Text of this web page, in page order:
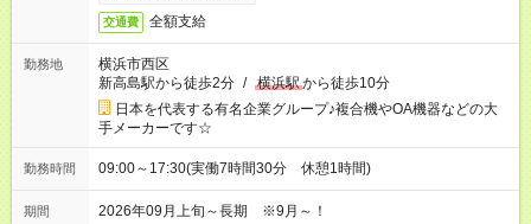
交通費 全額支給
勤務地
横浜市西区
新高島駅から徒歩2分 / 横浜駅から徒歩10分
日本を代表する有名企業グループ♪複合機やOA機器などの大
手メーカーです☆
勤務時間 09:00～17:30(実働7時間30分 休憩1時間)
期間 2026年09月上旬～長期 ※9月～！